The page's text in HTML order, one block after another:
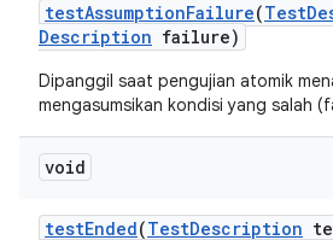
testAssumptionFailure(Test
Description failure)
Dipanggil saat pengujian atomik
mengasumsikan kondisi yang salah
void
testEnded(TestDescription